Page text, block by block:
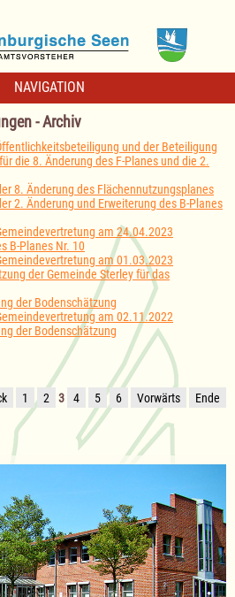
NAVIGATION
- Archiv
und der Beteiligung
die 8. Änderung des F-Planes und die 2.
8. Änderung des Flächennutzungsplanes
2. Änderung und Erweiterung des B-Planes
am 24.04.2023
B-Planes Nr. 10
am 01.03.2023
der Gemeinde Sterley für das
der Bodenschätzung
am 02.11.2022
der Bodenschätzung
1 2 3 4 5 6 Vorwärts Ende